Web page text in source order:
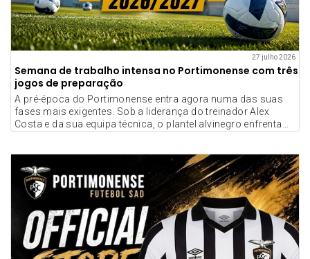
27 julho 2026
Semana de trabalho intensa no Portimonense com três
jogos de preparação
A pré-época do Portimonense entra agora numa das suas
fases mais exigentes. Sob a liderança do treinador Alex
Costa e da sua equipa técnica, o plantel alvinegro enfrenta